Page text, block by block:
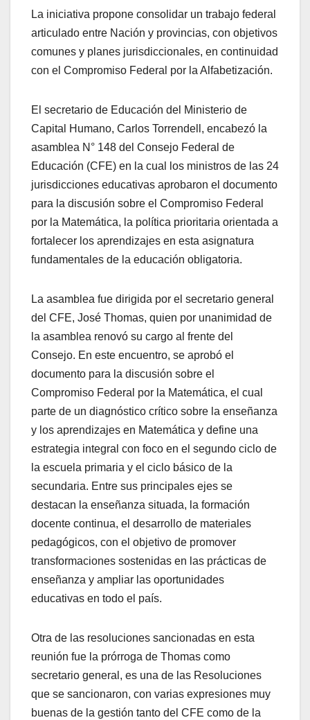
La iniciativa propone consolidar un trabajo federal
articulado entre Nación y provincias, con objetivos
comunes y planes jurisdiccionales, en continuidad
con el Compromiso Federal por la Alfabetización.
El secretario de Educación del Ministerio de
Capital Humano, Carlos Torrendell, encabezó la
asamblea N° 148 del Consejo Federal de
Educación (CFE) en la cual los ministros de las 24
jurisdicciones educativas aprobaron el documento
para la discusión sobre el Compromiso Federal
por la Matemática, la política prioritaria orientada a
fortalecer los aprendizajes en esta asignatura
fundamentales de la educación obligatoria.
La asamblea fue dirigida por el secretario general
del CFE, José Thomas, quien por unanimidad de
la asamblea renovó su cargo al frente del
Consejo. En este encuentro, se aprobó el
documento para la discusión sobre el
Compromiso Federal por la Matemática, el cual
parte de un diagnóstico crítico sobre la enseñanza
y los aprendizajes en Matemática y define una
estrategia integral con foco en el segundo ciclo de
la escuela primaria y el ciclo básico de la
secundaria. Entre sus principales ejes se
destacan la enseñanza situada, la formación
docente continua, el desarrollo de materiales
pedagógicos, con el objetivo de promover
transformaciones sostenidas en las prácticas de
enseñanza y ampliar las oportunidades
educativas en todo el país.
Otra de las resoluciones sancionadas en esta
reunión fue la prórroga de Thomas como
secretario general, es una de las Resoluciones
que se sancionaron, con varias expresiones muy
buenas de la gestión tanto del CFE como de la